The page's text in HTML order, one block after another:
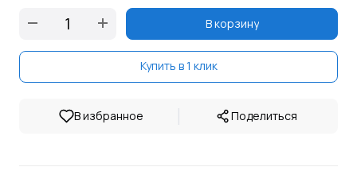
В корзину
Купить в 1 клик
В избранное | Поделиться